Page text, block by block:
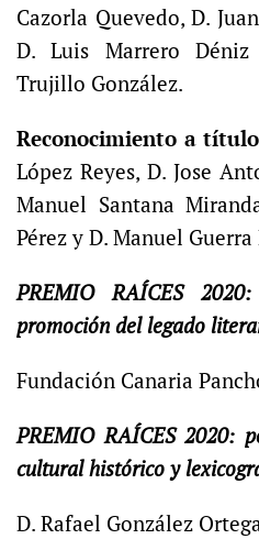
Cazorla Quevedo, D.
D. Luis Marrero
Trujillo González.
Reconocimiento a
López Reyes, D. Jose
Manuel Santana
Pérez y D. Manuel Guerra
PREMIO RAÍCES
promoción del legado
Fundación Canaria
PREMIO RAÍCES 2020:
cultural histórico y
D. Rafael González